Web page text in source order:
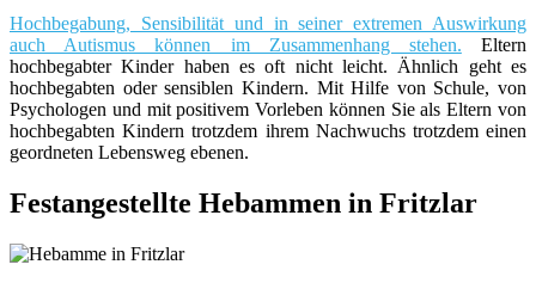
Hochbegabung, Sensibilität und in seiner extremen Auswirkung
auch Autismus können im Zusammenhang stehen. Eltern
hochbegabter Kinder haben es oft nicht leicht. Ähnlich geht es
hochbegabten oder sensiblen Kindern. Mit Hilfe von Schule, von
Psychologen und mit positivem Vorleben können Sie als Eltern von
hochbegabten Kindern trotzdem ihrem Nachwuchs trotzdem einen
geordneten Lebensweg ebenen.
Festangestellte Hebammen in Fritzlar